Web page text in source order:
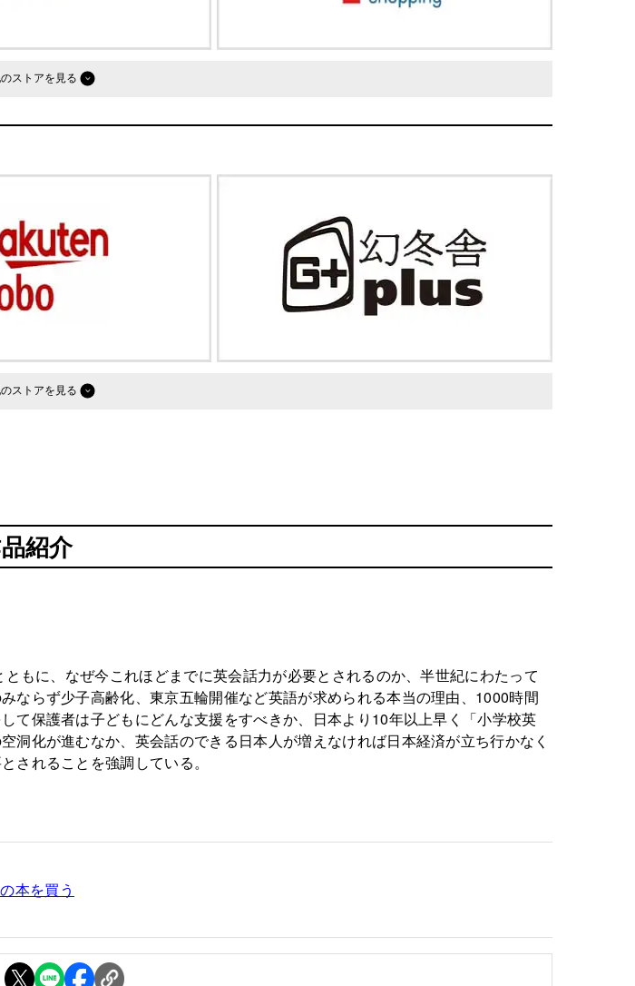
ストア
ストア
紹介
もに、なぜ今これほどまでに英会話力が必要とされるのか、半世紀にわたって
ならず少子高齢化、東京五輪開催など英語が求められる本当の理由、1000時間
て保護者は子どもにどんな支援をすべきか、日本より10年以上早く「小学校英
化が進むなか、英会話のできる日本人が増えなければ日本経済が立ち行かなく
されることを強調している。
本を買う